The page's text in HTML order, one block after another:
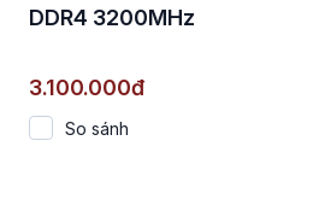
DDR4 3200MHz
3.100.000đ
So sánh